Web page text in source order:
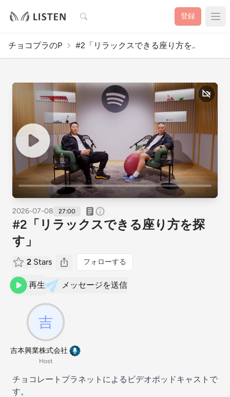
検索 登録
チョコプラのP #2「リラックスできる座り方を..
2026-07-08 27:00
#2「リラックスできる座り方を探
す」
2 Stars フォローする
再生 メッセージを送信
吉本興業株式会社
Host
チョコレートプラネットによるビデオポッドキャストで
す。